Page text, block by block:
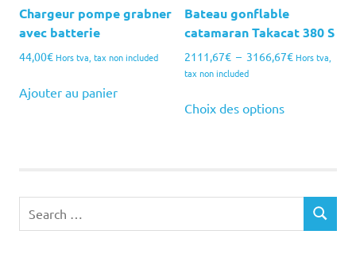
du
Chargeur pompe grabner
avec batterie
44,00€ Hors tva, tax non included
Ajouter au panier
Bateau gonflable
catamaran Takacat 380 S
2111,67€ – 3166,67€Plage
Hors tva,
tax non included
Choix des optionsproduit
options
peuventSEARCH